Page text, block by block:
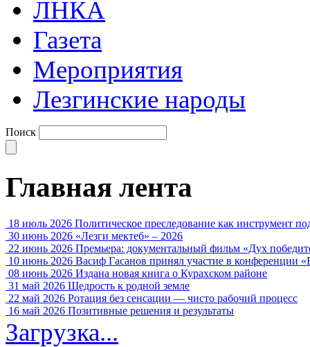
ЛНКА
Газета
Мероприятия
Лезгинские народы
Поиск
Главная лента
18 июль 2026 Политическое преследование как инструмент
30 июнь 2026 «Лезги мектеб» – 2026
22 июнь 2026 Премьера: документальный фильм «Дух
10 июнь 2026 Васиф Гасанов принял участие в конференции
08 июнь 2026 Издана новая книга о Курахском районе
31 май 2026 Щедрость к родной земле
22 май 2026 Ротация без сенсации — чисто рабочий процесс
16 май 2026 Позитивные решения и результаты
Загрузка...